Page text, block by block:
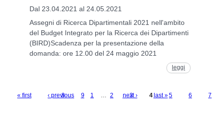
Dal 23.04.2021 al 24.05.2021
Assegni di Ricerca Dipartimentali 2021 nell'ambito
del Budget Integrato per la Ricerca dei Dipartimenti
(BIRD)Scadenza per la presentazione della
domanda: ore 12.00 del 24 maggio 2021
leggi
« first ‹ previous 1 2 3 4 5 6 7
8 9 next › last »